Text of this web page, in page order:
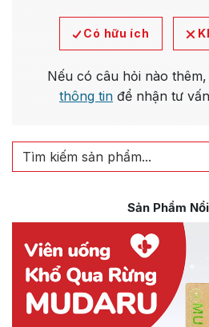
Có hữu ích
Nếu có câu hỏi nào thêm,
thông tin để nhận tư
Sản Phẩm